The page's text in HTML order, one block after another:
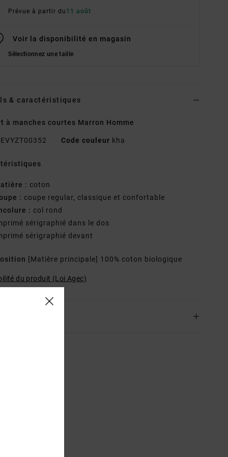
Prévue à partir du 11 août
Voir la disponibilité en magasin
Sélectionnez une taille
& caractéristiques
à manches courtes Marron Homme
EVYZT00352 Code couleur kha
: coton
: coupe regular, classique et confortable
: col rond
sérigraphié dans le dos
sérigraphié devant
[Matière principale] 100% coton biologique
du produit (Loi Agec)